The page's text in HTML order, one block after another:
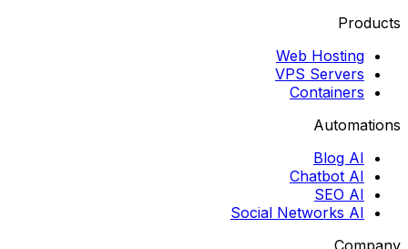
Products
Web Hosting
VPS Servers
Containers
Automations
Blog AI
Chatbot AI
SEO AI
Social Networks AI
Company